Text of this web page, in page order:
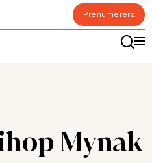
Prenumerera
Mynak